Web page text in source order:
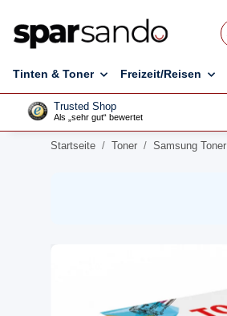
Tinten & Toner Freizeit/Reisen
Trusted Shop
Als „sehr gut“ bewertet
Startseite Toner Samsung Toner